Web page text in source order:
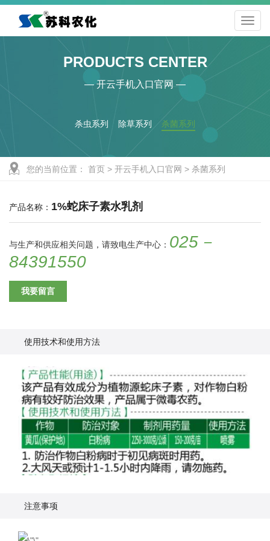
PRODUCTS CENTER
— 开云手机入口官网 —
杀虫系列 除草系列 杀菌系列
您的当前位置： 首页 > 开云手机入口官网 > 杀菌系列
产品名称： 1%蛇床子素水乳剂
与生产和供应相关问题，请致电生产中心： 025－
84391550
我要留言
使用技术和使用方法
注意事项